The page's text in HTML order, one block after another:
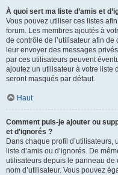
À quoi sert ma liste d’amis et
Vous pouvez utiliser ces listes
forum. Les membres ajoutés à
de contrôle de l’utilisateur afin
leur envoyer des messages
par ces utilisateurs peuvent
ajoutez un utilisateur à votre liste
seront masqués par défaut.
Haut
Comment puis-je ajouter ou
et d’ignorés ?
Dans chaque profil
liste d’amis ou d’ignorés. De
utilisateurs depuis le panneau de
nom d’utilisateur. Vous pouvez